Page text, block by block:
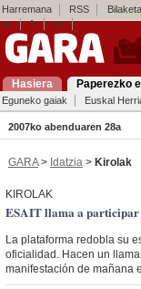
Harremana RSS
es
fr en
Hasiera Paperezko
Eguneko gaiak Euskal
2007ko abenduaren 28a
GARA> Idatzia > Kirolak
KIROLAK
ESAIT llama a
La plataforma redobla su
oficialidad. Hacen un
manifestación de mañana